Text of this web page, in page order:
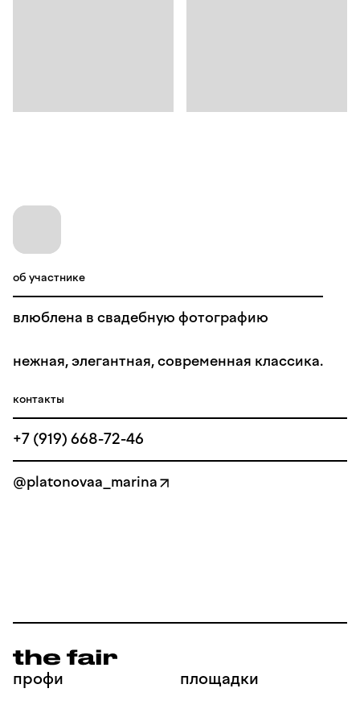
об участнике
влюблена в свадебную фотографию
нежная, элегантная, современная классика.
контакты
+7 (919) 668-72-46
@platonovaa_marina
профи площадки